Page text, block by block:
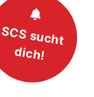
SCS sucht
dich!